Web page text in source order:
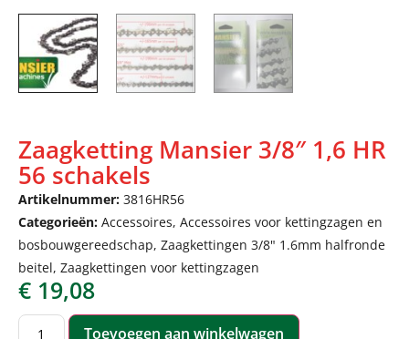
Zaagketting Mansier 3/8″ 1,6 HR
56 schakels
Artikelnummer: 3816HR56
Categorieën: Accessoires, Accessoires voor kettingzagen en
bosbouwgereedschap, Zaagkettingen 3/8" 1.6mm halfronde
beitel, Zaagkettingen voor kettingzagen
€ 19,08
Toevoegen aan winkelwagen